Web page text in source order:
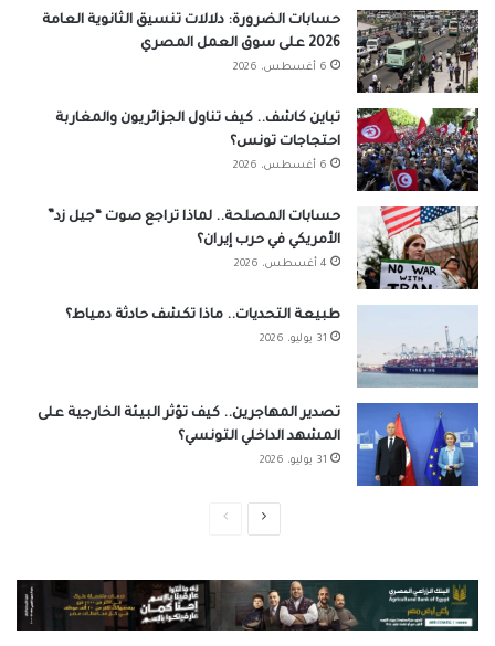
حسابات الضرورة: دلالات تنسيق الثانوية العامة
2026 على سوق العمل المصري
6 أغسطس، 2026
تباين كاشف.. كيف تناول الجزائريون والمغاربة
احتجاجات تونس؟
6 أغسطس، 2026
حسابات المصلحة.. لماذا تراجع صوت “جيل زد”
الأمريكي في حرب إيران؟
4 أغسطس، 2026
طبيعة التحديات.. ماذا تكشف حادثة دمياط؟
31 يوليو، 2026
تصدير المهاجرين.. كيف تؤثر البيئة الخارجية على
المشهد الداخلي التونسي؟
31 يوليو، 2026
الصفحةالصفحة